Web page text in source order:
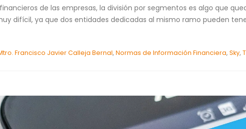
de las empresas, la división por segmentos es algo que
difícil, ya que dos entidades dedicadas al mismo ramo pueden
Francisco Javier Calleja Bernal, Normas de Información Financiera, Sky,